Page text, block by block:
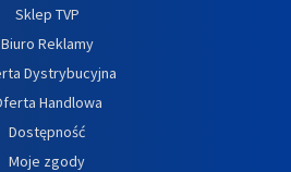
Sklep TVP
Biuro Reklamy
Dystrybucyjna
Handlowa
Dostępność
Moje zgody